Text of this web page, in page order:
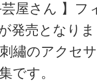
芸屋さん 】
発売となり
繡のアクセ
です。